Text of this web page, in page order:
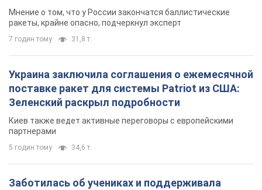
Мнение о том, что у России закончатся баллистические
ракеты, крайне опасно, подчеркнул эксперт
7 годин тому 31,8 т.
Украина заключила соглашения о ежемесячной
поставке ракет для системы Patriot из США:
Зеленский раскрыл подробности
Киев также ведет активные переговоры с европейскими
партнерами
5 годин тому 34,6 т.
Заботилась об учениках и поддерживала